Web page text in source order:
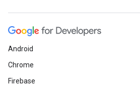
Android
Chrome
Firebase